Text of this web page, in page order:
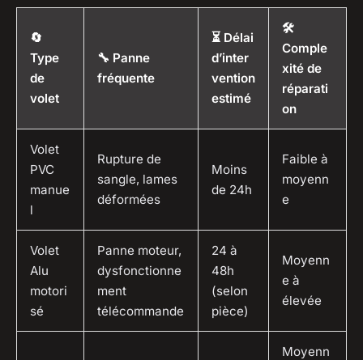
🔄
Type
de
volet
🔧 Panne
fréquente
⏳ Délai
d’inter
vention
estimé
🛠️
Comple
xité de
réparati
on
Volet
PVC
manue
l
Rupture de
sangle, lames
déformées
Moins
de 24h
Faible à
moyenn
e
Volet
Alu
motori
sé
Panne moteur,
dysfonctionne
ment
télécommande
24 à
48h
(selon
pièce)
Moyenn
e à
élevée
Moyenn